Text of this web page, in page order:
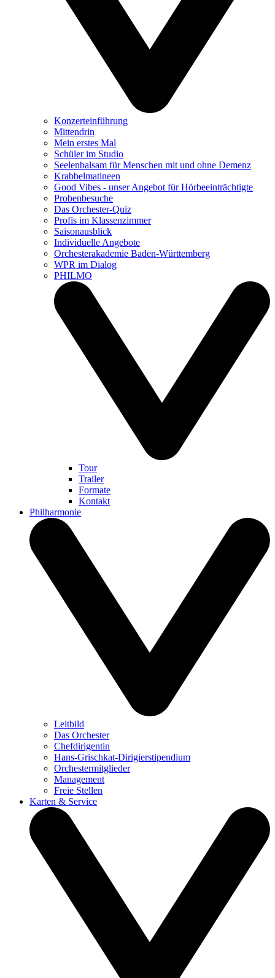
Konzerteinführung
Mittendrin
Mein erstes Mal
Schüler im Studio
Seelenbalsam für Menschen mit und ohne Demenz
Krabbelmatineen
Good Vibes - unser Angebot für Hörbeeinträchtigte
Probenbesuche
Das Orchester-Quiz
Profis im Klassenzimmer
Saisonausblick
Individuelle Angebote
Orchesterakademie Baden-Württemberg
WPR im Dialog
PHILMO
Tour
Trailer
Formate
Kontakt
Philharmonie
Leitbild
Das Orchester
Chefdirigentin
Hans-Grischkat-Dirigierstipendium
Orchestermitglieder
Management
Freie Stellen
Karten & Service